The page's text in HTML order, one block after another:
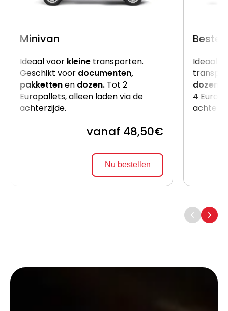
Minivan
Ideaal voor kleine transporten.
Geschikt voor documenten,
pakkettenen dozen. Tot 2
Europallets, alleen laden via de
achterzijde.
vanaf 48,50€
Nu bestellen
Ideaal
dozen
4